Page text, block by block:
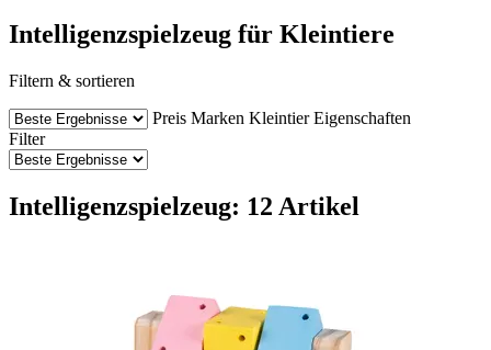
Intelligenzspielzeug für Kleintiere
Filtern & sortieren
Preis Marken Kleintier Eigenschaften
Filter
Intelligenzspielzeug: 12 Artikel